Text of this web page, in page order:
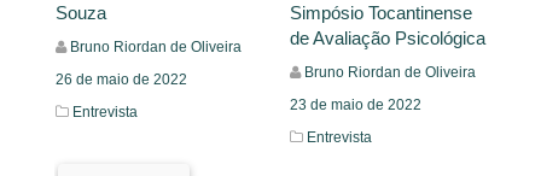
Souza
Bruno Riordan de Oliveira
26 de maio de 2022
Entrevista
Simpósio Tocantinense
de Avaliação Psicológica
Bruno Riordan de Oliveira
23 de maio de 2022
Entrevista